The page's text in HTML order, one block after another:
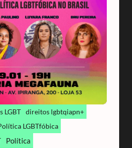
LGBT direitos lgbtqiapn+
LGBTfóbica
Política